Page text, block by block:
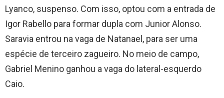
Lyanco, suspenso. Com isso, optou com a entrada de
Igor Rabello para formar dupla com Junior Alonso.
Saravia entrou na vaga de Natanael, para ser uma
espécie de terceiro zagueiro. No meio de campo,
Gabriel Menino ganhou a vaga do lateral-esquerdo
Caio.